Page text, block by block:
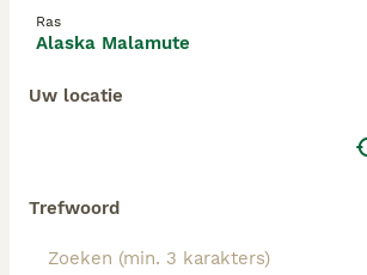
Ras
Alaska Malamute
Uw locatie
Trefwoord